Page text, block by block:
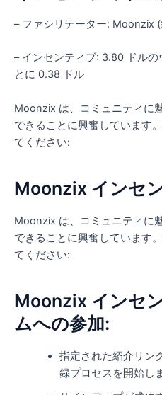
– ファシリテーター: Moonzix
– インセンティブ: 3.80 ドル
とに 0.38 ドル
Moonzix は、コミュニティに
できることに興奮しています
てください:
Moonzix インセ
Moonzix は、コミュニティに
できることに興奮しています
てください:
Moonzix インセ
ムへの参加:
指定された紹介リン
録プロセスを開始し